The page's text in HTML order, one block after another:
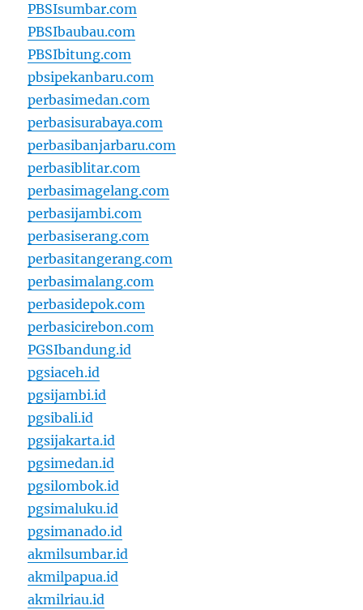
PBSIsumbar.com
PBSIbaubau.com
PBSIbitung.com
pbsipekanbaru.com
perbasimedan.com
perbasisurabaya.com
perbasibanjarbaru.com
perbasiblitar.com
perbasimagelang.com
perbasijambi.com
perbasiserang.com
perbasitangerang.com
perbasimalang.com
perbasidepok.com
perbasicirebon.com
PGSIbandung.id
pgsiaceh.id
pgsijambi.id
pgsibali.id
pgsijakarta.id
pgsimedan.id
pgsilombok.id
pgsimaluku.id
pgsimanado.id
akmilsumbar.id
akmilpapua.id
akmilriau.id